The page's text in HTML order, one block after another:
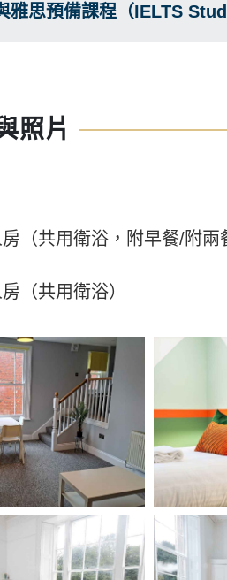
雅思預備課程（IELTS
照片
（共用衛浴，附早餐/附兩
（共用衛浴）